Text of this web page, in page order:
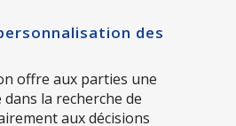
des
offre aux parties une
la recherche de
aux décisions